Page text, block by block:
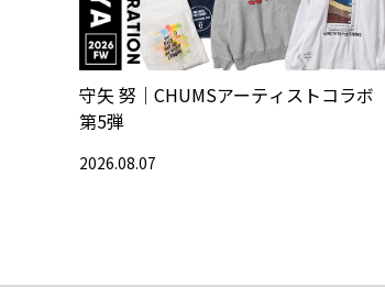
守矢 努｜CHUMSアーティストコラボ
第5弾
2026.08.07